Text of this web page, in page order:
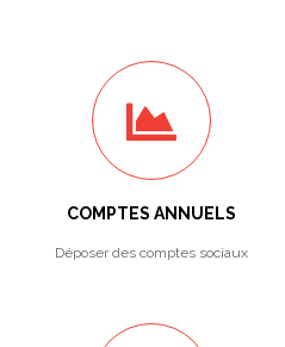
COMPTES ANNUELS
Déposer des comptes sociaux